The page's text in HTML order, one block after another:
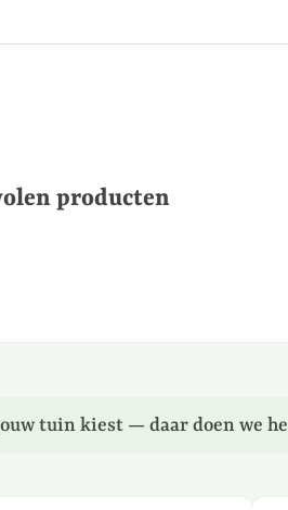
producten
tuin kiest — daar doen we